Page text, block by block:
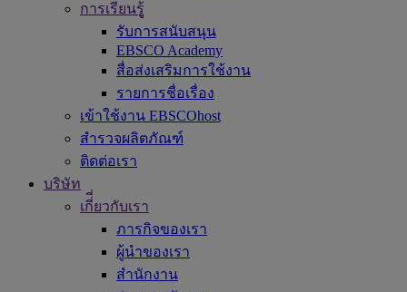
การเรียนรูู้
รับการสนับสนุน
EBSCO Academy
สื่อส่งเสริมการใช้งาน
รายการชื่อเรื่อง
เข้าใช้งาน EBSCOhost
สำรวจผลิตภัณฑ์
ติดต่อเรา
บริษัท
เกี่ี่ยวกับเรา
ภารกิจของเรา
ผู้นำของเรา
สำนักงาน